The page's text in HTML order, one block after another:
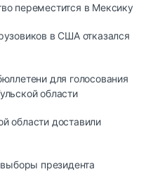
переместится в Мексику
в США отказался
для голосования
области
области доставили
президента